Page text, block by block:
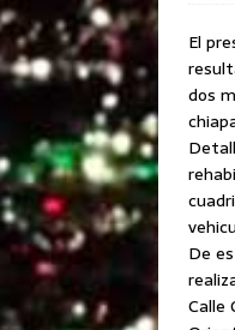
El
dos
De
Calle